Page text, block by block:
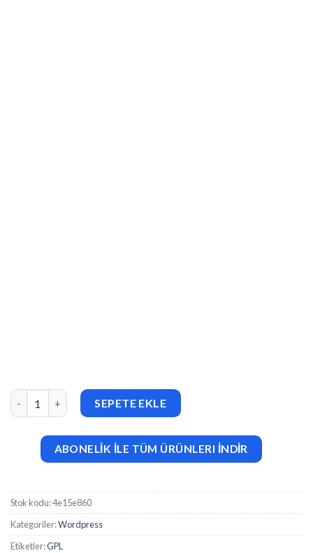
Sypex Dumper Pro v2.4 adet
SEPETE EKLE
ABONELİK İLE TÜM ÜRÜNLERI İNDİR
Stok kodu:4e15e860
Kategoriler:Wordpress
Etiketler:GPL